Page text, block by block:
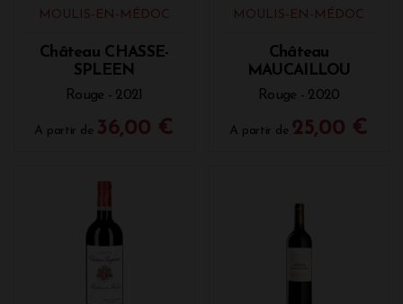
MOULIS-EN-MÉDOC
Château CHASSE-
SPLEEN
Rouge - 2021
A partir de 36,00 €
MOULIS-EN-MÉDOC
Château
MAUCAILLOU
Rouge - 2020
A partir de 25,00 €